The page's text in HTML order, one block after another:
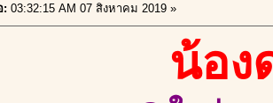
: 03:32:15 AM 07 สิงหาคม 2019 »
น้อง